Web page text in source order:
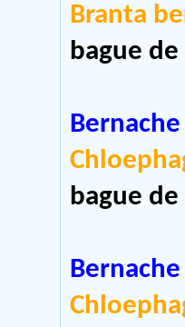
Branta
bague de
bague